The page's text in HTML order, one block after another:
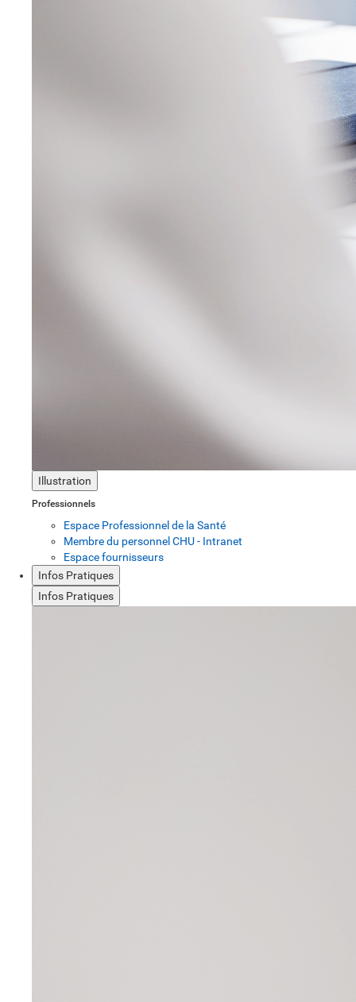
Illustration
Professionnels
Espace Professionnel de la Santé
Membre du personnel CHU - Intranet
Espace fournisseurs
Infos Pratiques
Infos Pratiques